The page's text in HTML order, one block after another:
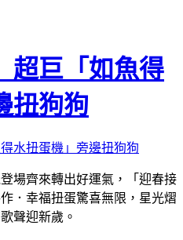
超巨「如魚得
扭狗狗
場齊來轉出好運氣，「迎春接
．幸福扭蛋驚喜無限，星光熠
聲迎新歲。